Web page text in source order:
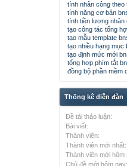
tính nhân công theo
tính năng cơ bản
tính tiền lương nhân
tạo công tác tổng
tạo mẫu template
tạo nhiều hạng mục
tạo định mức mới
tổng hợp phím tắt
đồng bộ phần mềm
Thống kê diễn đàn
Đề tài thảo luận:
Bài viết:
Thành viên:
Thành viên mới nhất:
Thành viên mới hôm
Chủ đề mới hôm nay: